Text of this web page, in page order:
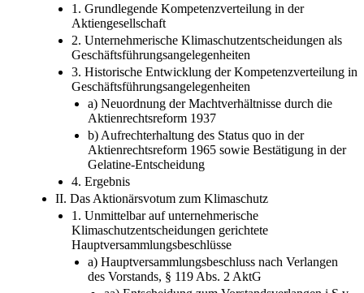
1. Grundlegende Kompetenzverteilung in der
Aktiengesellschaft
2. Unternehmerische Klimaschutzentscheidungen als
Geschäftsführungsangelegenheiten
3. Historische Entwicklung der Kompetenzverteilung in
Geschäftsführungsangelegenheiten
a) Neuordnung der Machtverhältnisse durch die
Aktienrechtsreform 1937
b) Aufrechterhaltung des Status quo in der
Aktienrechtsreform 1965 sowie Bestätigung in der
Gelatine-Entscheidung
4. Ergebnis
II. Das Aktionärsvotum zum Klimaschutz
1. Unmittelbar auf unternehmerische
Klimaschutzentscheidungen gerichtete
Hauptversammlungsbeschlüsse
a) Hauptversammlungsbeschluss nach Verlangen
des Vorstands, § 119 Abs. 2 AktG